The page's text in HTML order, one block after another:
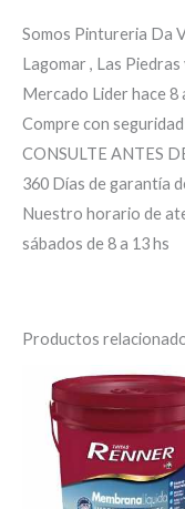
Somos Pintureria Da
Lagomar , Las
Mercado Lider hace 8
Compre con
CONSULTE ANTES
360 Días de garantía
Nuestro horario de
sábados de 8 a 13 hs
Productos